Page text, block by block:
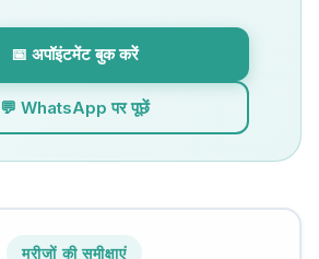
📅 अपॉइंटमेंट बुक करें
💬 WhatsApp पर पूछें
मरीजों की समीक्षाएं